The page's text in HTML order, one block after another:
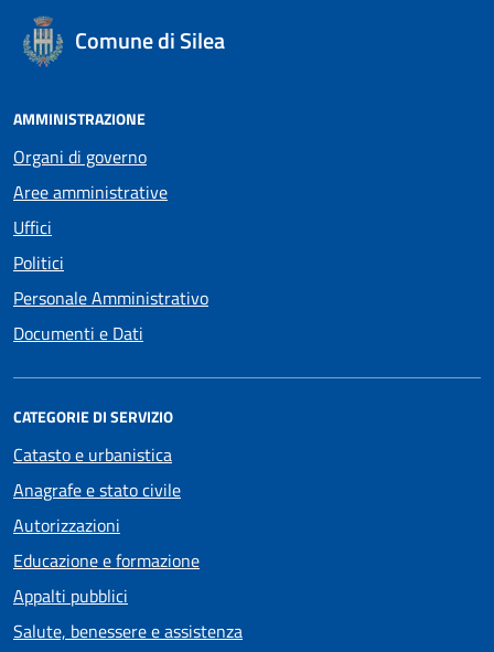
Comune di Silea
AMMINISTRAZIONE
Organi di governo
Aree amministrative
Uffici
Politici
Personale Amministrativo
Documenti e Dati
CATEGORIE DI SERVIZIO
Catasto e urbanistica
Anagrafe e stato civile
Autorizzazioni
Educazione e formazione
Appalti pubblici
Salute, benessere e assistenza